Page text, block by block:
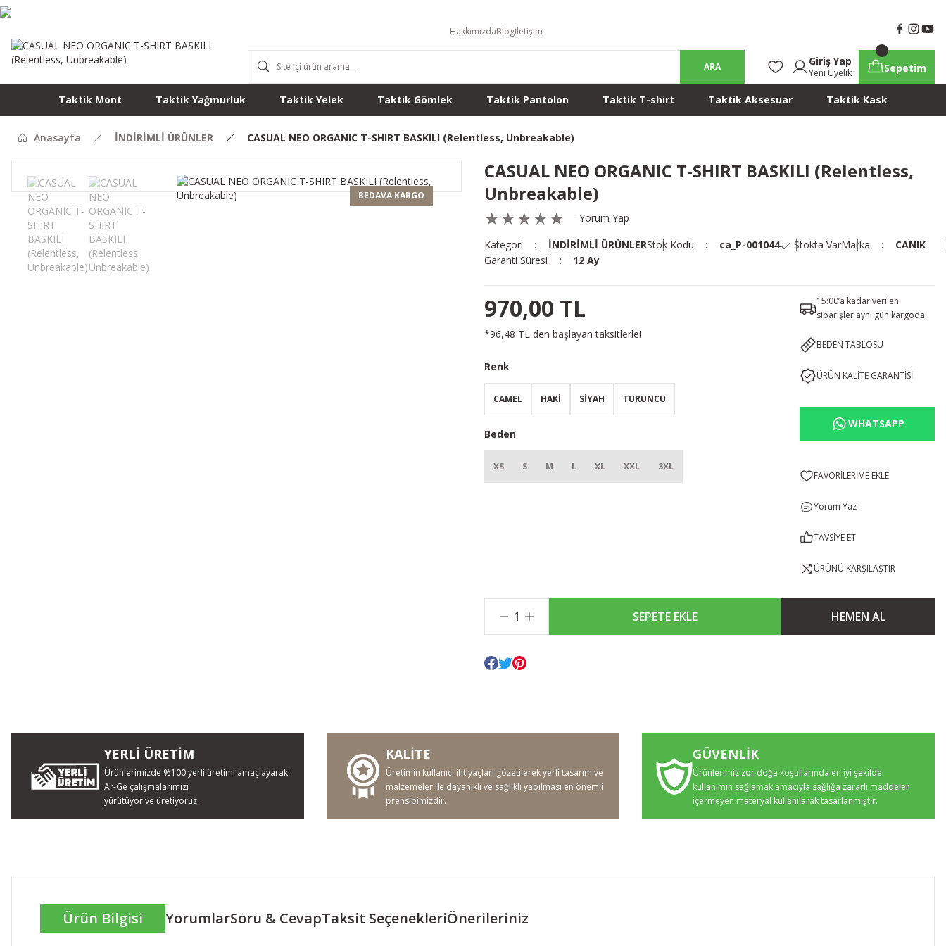
HakkımızdaBlogİletişim
ARA Giriş Yap
Yeni Üyelik Sepetim
Taktik Mont Taktik Yağmurluk Taktik Yelek Taktik Gömlek Taktik Pantolon Taktik T-shirt Taktik Aksesuar Taktik Kask
Anasayfa İNDİRİMLİ ÜRÜNLER CASUAL NEO ORGANIC T-SHIRT BASKILI (Relentless, Unbreakable)
BEDAVA KARGO
CASUAL NEO ORGANIC T-SHIRT BASKILI (Relentless,
Unbreakable)
Yorum Yap
Kategori
İNDİRİMLİ ÜRÜNLERStok Kodu ca_P-001044 Stokta VarMarka
CANIK
Garanti Süresi
12 Ay
970,00 TL
*96,48 TL den başlayan taksitlerle!
Renk
CAMEL HAKİ SİYAH TURUNCU
Beden
XS S M L XL XXL 3XL
15:00’a kadar verilen
siparişler aynı gün kargoda
BEDEN TABLOSU
ÜRÜN KALİTE GARANTİSİ
WHATSAPP
Yorum Yaz
TAVSİYE ET
ÜRÜNÜ KARŞILAŞTIR
SEPETE EKLE HEMEN AL
YERLİ ÜRETİM
Ürünlerimizde %100 yerli üretimi amaçlayarak
Ar-Ge çalışmalarımızı
yürütüyor ve üretiyoruz.
KALİTE
Üretimin kullanıcı ihtiyaçları gözetilerek yerli tasarım ve
malzemeler ile dayanıklı ve sağlıklı yapılması en önemli
prensibimizdir.
GÜVENLİK
Ürünlerimiz zor doğa koşullarında en iyi şekilde
kullanımın sağlamak amacıyla sağlığa zararlı maddeler
içermeyen materyal kullanılarak tasarlanmıştır.
Ürün Bilgisi YorumlarSoru & CevapTaksit SeçenekleriÖnerileriniz